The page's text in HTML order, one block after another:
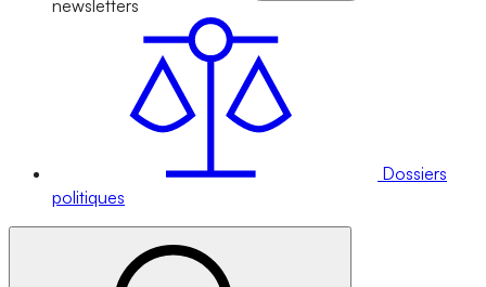
newsletters
Dossiers
politiques